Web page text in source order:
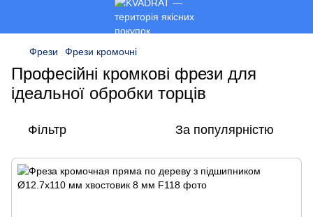
Фрези Фрези кромочні
Професійні кромкові фрези для
ідеальної обробки торців
Фільтр За популярністю